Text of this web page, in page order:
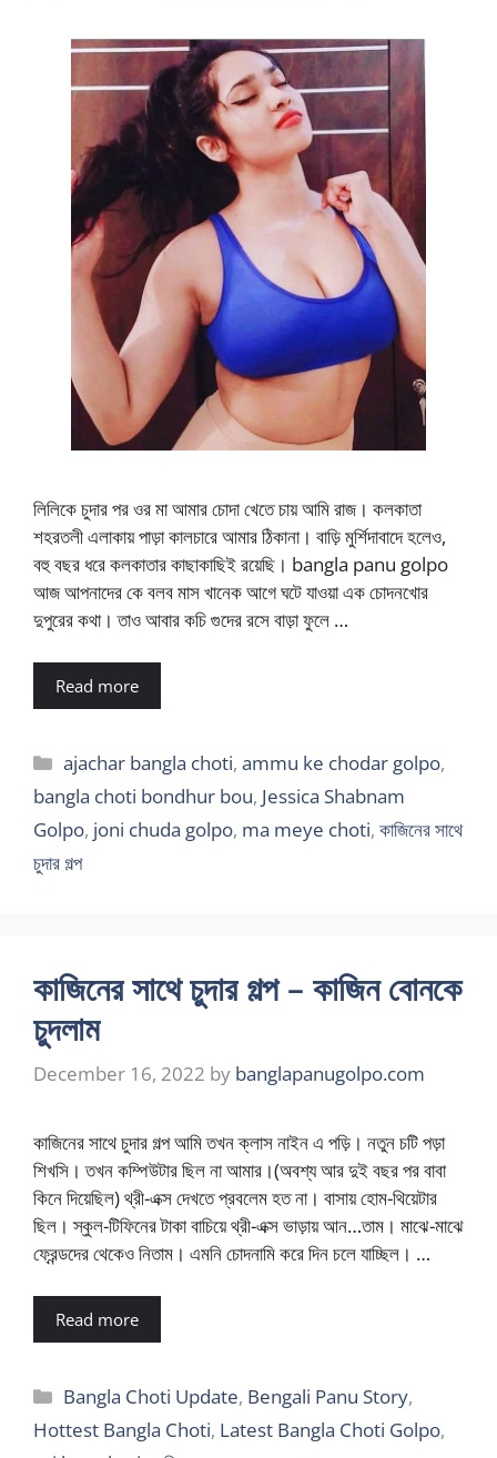
লিলিকে চুদার পর ওর মা আমার চোদা খেতে চায় আমি রাজ। কলকাতা
শহরতলী এলাকায় পাড়া কালচারে আমার ঠিকানা। বাড়ি মুর্শিদাবাদে হলেও,
বহু বছর ধরে কলকাতার কাছাকাছিই রয়েছি। bangla panu golpo
আজ আপনাদের কে বলব মাস খানেক আগে ঘটে যাওয়া এক চোদনখোর
দুপুরের কথা। তাও আবার কচি গুদের রসে বাড়া ফুলে …
Read more
Categories
ajachar bangla choti,ammu ke chodar golpo,
bangla choti bondhur bou, Jessica Shabnam
Golpo, joni chuda golpo, ma meye choti, কাজিনের সাথে
চুদার গল্প
কাজিনের সাথে চুদার গল্প – কাজিন বোনকে
চুদলাম
December 16, 2022 by banglapanugolpo.com
কাজিনের সাথে চুদার গল্প আমি তখন ক্লাস নাইন এ পড়ি। নতুন চটি পড়া
শিখসি। তখন কম্পিউটার ছিল না আমার।(অবশ্য আর দুই বছর পর বাবা
কিনে দিয়েছিল) থ্রী-এক্স দেখতে প্রবলেম হত না। বাসায় হোম-থিয়েটার
ছিল। স্কুল-টিফিনের টাকা বাচিয়ে থ্রী-এক্স ভাড়ায় আন…তাম। মাঝে-মাঝে
ফ্রেন্ডদের থেকেও নিতাম। এমনি চোদনামি করে দিন চলে যাচ্ছিল। …
Read more
Categories
Bangla Choti Update, Bengali Panu Story,
Hottest Bangla Choti, Latest Bangla Choti Golpo,